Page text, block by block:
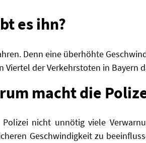
es ihn?
Denn eine überhöhte
der Verkehrstoten in Bayern
macht die
nicht unnötig viele
Geschwindigkeit zu